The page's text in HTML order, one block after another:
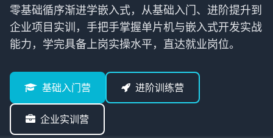
零基础循序渐进学嵌入式，从基础入门、进阶提升到
企业项目实训，手把手掌握单片机与嵌入式开发实战
能力，学完具备上岗实操水平，直达就业岗位。
基础入门营 进阶训练营
企业实训营